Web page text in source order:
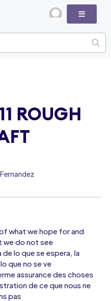
what we hope for and
we do not see
de lo que se espera, la
que no se ve
assurance des choses
de ce que nous ne
pas
ROUGH